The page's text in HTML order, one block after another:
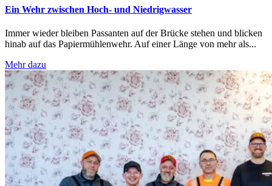
Ein Wehr zwischen Hoch- und Niedrigwasser
Immer wieder bleiben Passanten auf der Brücke stehen und blicken
hinab auf das Papiermühlenwehr. Auf einer Länge von mehr als...
Mehr dazu